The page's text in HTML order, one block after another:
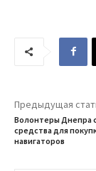
Предыдущая
Волонтеры Днепра
средства для
навигаторов